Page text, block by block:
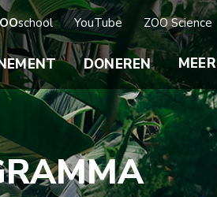
school YouTube ZOO Science
DONEREN MEER